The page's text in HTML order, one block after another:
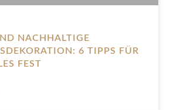
NACHHALTIGE
6 TIPPS FÜR
FEST